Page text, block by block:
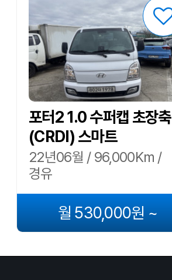
포터2 1.0 수퍼캡 초장축
(CRDI) 스마트
22년06월 / 96,000Km /
경유
월 530,000원 ~